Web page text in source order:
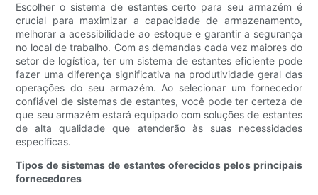
Escolher o sistema de estantes certo para seu armazém é
crucial para maximizar a capacidade de armazenamento,
melhorar a acessibilidade ao estoque e garantir a segurança
no local de trabalho. Com as demandas cada vez maiores do
setor de logística, ter um sistema de estantes eficiente pode
fazer uma diferença significativa na produtividade geral das
operações do seu armazém. Ao selecionar um fornecedor
confiável de sistemas de estantes, você pode ter certeza de
que seu armazém estará equipado com soluções de estantes
de alta qualidade que atenderão às suas necessidades
específicas.
Tipos de sistemas de estantes oferecidos pelos principais
fornecedores